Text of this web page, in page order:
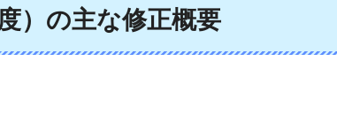
）の主な修正概要